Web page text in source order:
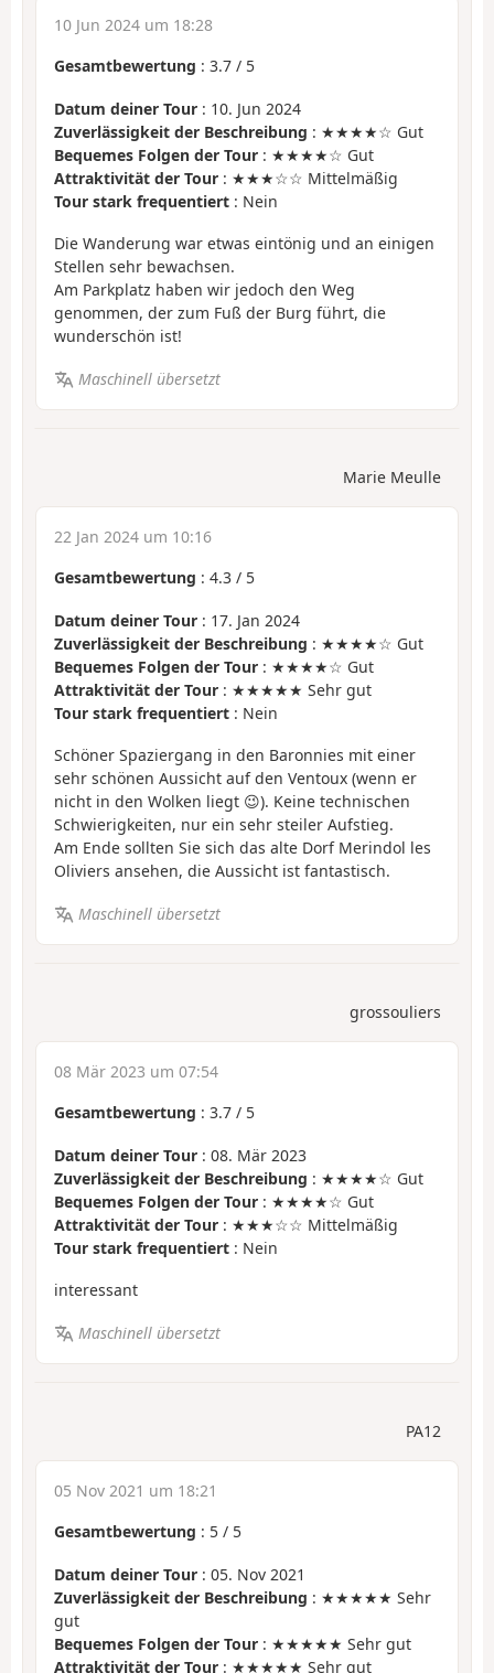
10 Jun 2024 um 18:28
Gesamtbewertung : 3.7 / 5
Datum deiner Tour : 10. Jun 2024
Zuverlässigkeit der Beschreibung : ★★★★☆ Gut
Bequemes Folgen der Tour : ★★★★☆ Gut
Attraktivität der Tour : ★★★☆☆ Mittelmäßig
Tour stark frequentiert : Nein
Die Wanderung war etwas eintönig und an einigen
Stellen sehr bewachsen.
Am Parkplatz haben wir jedoch den Weg
genommen, der zum Fuß der Burg führt, die
wunderschön ist!
Maschinell übersetzt
Marie Meulle
22 Jan 2024 um 10:16
Gesamtbewertung : 4.3 / 5
Datum deiner Tour : 17. Jan 2024
Zuverlässigkeit der Beschreibung : ★★★★☆ Gut
Bequemes Folgen der Tour : ★★★★☆ Gut
Attraktivität der Tour : ★★★★★ Sehr gut
Tour stark frequentiert : Nein
Schöner Spaziergang in den Baronnies mit einer
sehr schönen Aussicht auf den Ventoux (wenn er
nicht in den Wolken liegt 😉). Keine technischen
Schwierigkeiten, nur ein sehr steiler Aufstieg.
Am Ende sollten Sie sich das alte Dorf Merindol les
Oliviers ansehen, die Aussicht ist fantastisch.
Maschinell übersetzt
grossouliers
08 Mär 2023 um 07:54
Gesamtbewertung : 3.7 / 5
Datum deiner Tour : 08. Mär 2023
Zuverlässigkeit der Beschreibung : ★★★★☆ Gut
Bequemes Folgen der Tour : ★★★★☆ Gut
Attraktivität der Tour : ★★★☆☆ Mittelmäßig
Tour stark frequentiert : Nein
interessant
Maschinell übersetzt
PA12
05 Nov 2021 um 18:21
Gesamtbewertung : 5 / 5
Datum deiner Tour : 05. Nov 2021
Zuverlässigkeit der Beschreibung : ★★★★★ Sehr
gut
Bequemes Folgen der Tour : ★★★★★ Sehr gut
Attraktivität der Tour : ★★★★★ Sehr gut